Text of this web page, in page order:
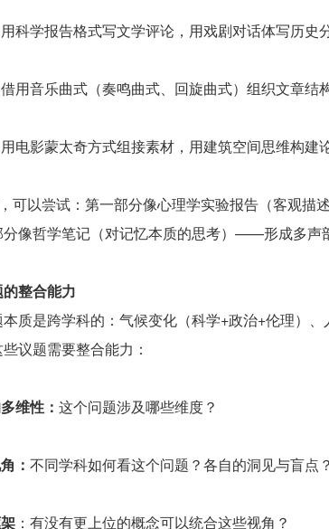
用科学报告格式写文学评论，用戏剧对话体写历史
借用音乐曲式（奏鸣曲式、回旋曲式）组织文章结
用电影蒙太奇方式组接素材，用建筑空间思维构建
可以尝试：第一部分像心理学实验报告（客观
像哲学笔记（对记忆本质的思考）——形成多声
整合能力
质是跨学科的：气候变化（科学+政治+伦理）
议题需要整合能力：
维性： 这个问题涉及哪些维度？
： 不同学科如何看这个问题？各自的洞见与盲点？
：有没有更上位的概念可以统合这些视角？